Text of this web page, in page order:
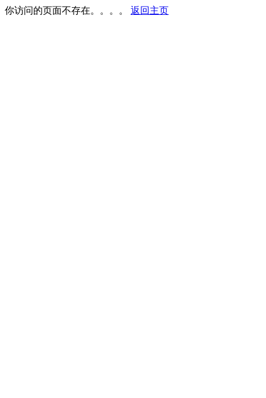
你访问的页面不存在。。。。 返回主页